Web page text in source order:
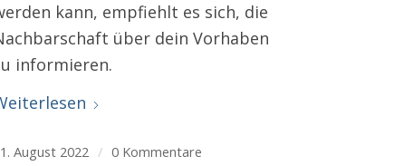
kann, empfiehlt es sich, die
über dein Vorhaben
informieren.
August 2022 / 0 Kommentare